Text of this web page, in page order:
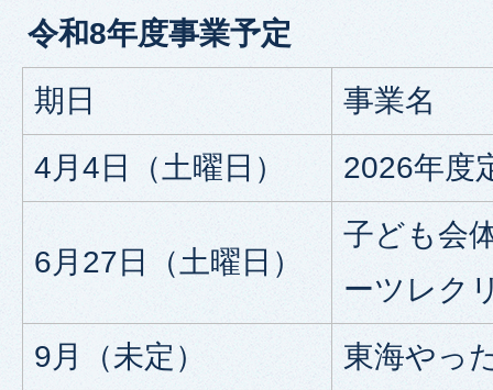
令和8年度事業予定
期日
事業名
4月4日（土曜日）
2026年度
6月27日（土曜日）
子ども会
ーツレク
9月（未定）
東海やっ